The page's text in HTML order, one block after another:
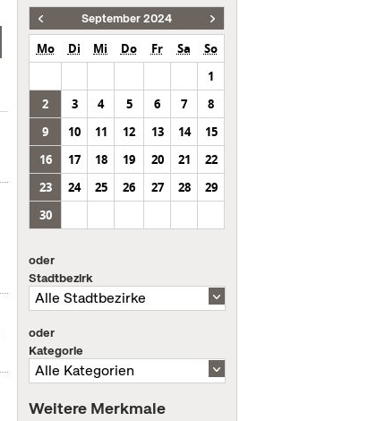
September 2024
Mo Di Mi Do Fr Sa
So
1
2
3 4 5 6 7
8
9
10 11 12 13 14
15
16
17 18 19 20 21
22
23
24 25 26 27 28
29
30
oder
Stadtbezirk
oder
Kategorie
Weitere Merkmale